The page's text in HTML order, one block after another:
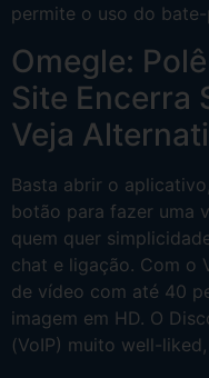
permite o uso do
Omegle:
Site Encerra
Veja
Basta abrir o
botão para fazer uma
quem quer
chat e ligação. Com o
de vídeo com até 40
imagem em HD. O
(VoIP) muito well-